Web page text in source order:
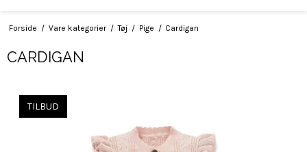
Forside / Vare kategorier / Tøj / Pige / Cardigan
CARDIGAN
TILBUD